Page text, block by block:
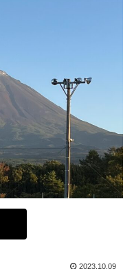
2023.10.09